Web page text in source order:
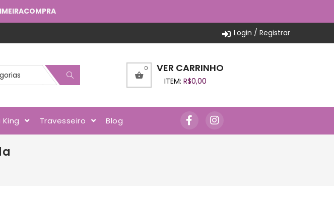
Login / Registrar
0 VER CARRINHO
ITEM: R$0,00
Travesseiro Blog